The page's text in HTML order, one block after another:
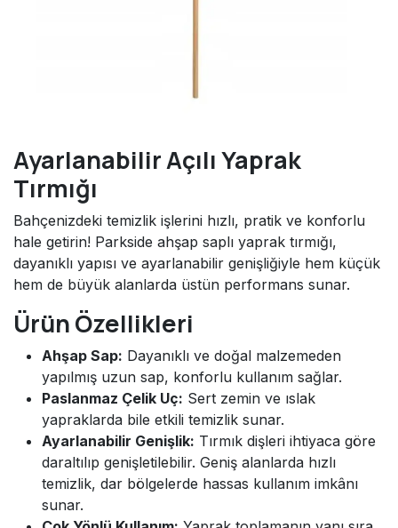
Ayarlanabilir Açılı Yaprak
Tırmığı
Bahçenizdeki temizlik işlerini hızlı, pratik ve konforlu
hale getirin! Parkside ahşap saplı yaprak tırmığı,
dayanıklı yapısı ve ayarlanabilir genişliğiyle hem küçük
hem de büyük alanlarda üstün performans sunar.
Ürün Özellikleri
Ahşap Sap: Dayanıklı ve doğal malzemeden
yapılmış uzun sap, konforlu kullanım sağlar.
Paslanmaz Çelik Uç: Sert zemin ve ıslak
yapraklarda bile etkili temizlik sunar.
Ayarlanabilir Genişlik: Tırmık dişleri ihtiyaca göre
daraltılıp genişletilebilir. Geniş alanlarda hızlı
temizlik, dar bölgelerde hassas kullanım imkânı
sunar.